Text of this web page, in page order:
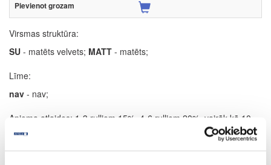
Virsmas struktūra:
SU - matēts velvets; MATT - matēts;
Līme:
nav - nav;
Apjoma atlaides: 1-3 ruļļiem 15%, 4-6 ruļļiem 20%, vairāk kā 10
ruļļiem 26%. Dekoriem ar atzīmi "Īpaša cena" maksimālā atlaide